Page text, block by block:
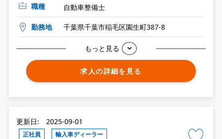
職種
自動車整備士
勤務地 千葉県千葉市稲毛区園生町387-8
もっと見る
求人の詳細を見る
更新日: 2025-09-01
正社員 輸入車ディーラー